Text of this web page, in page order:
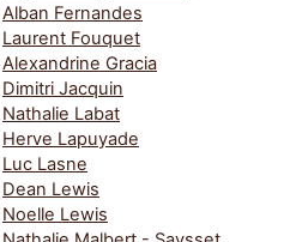
Alban Fernandes
Laurent Fouquet
Alexandrine Gracia
Dimitri Jacquin
Nathalie Labat
Herve Lapuyade
Luc Lasne
Dean Lewis
Noelle Lewis